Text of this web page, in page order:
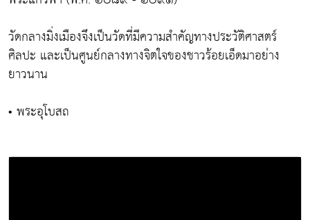
วัดกลางมิ่งเมืองจึงเป็นวัดที่มีความสำคัญทางประวัติศาสตร์
ศิลปะ และเป็นศูนย์กลางทางจิตใจของชาวร้อยเอ็ดมาอย่าง
ยาวนาน
• พระอุโบสถ